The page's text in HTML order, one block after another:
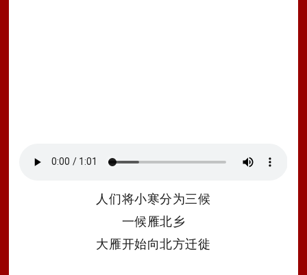
人 们将小寒分为三候
一候雁北乡
大雁开始向北方迁徙